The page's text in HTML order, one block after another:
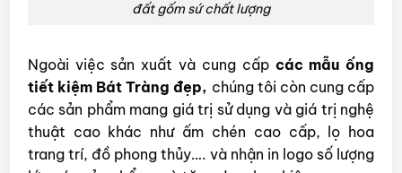
đất gốm sứ chất lượng
Ngoài việc sản xuất và cung cấp các mẫu ống
tiết kiệm Bát Tràng đẹp, chúng tôi còn cung cấp
các sản phẩm mang giá trị sử dụng và giá trị nghệ
thuật cao khác như ấm chén cao cấp, lọ hoa
trang trí, đồ phong thủy…. và nhận in logo số lượng